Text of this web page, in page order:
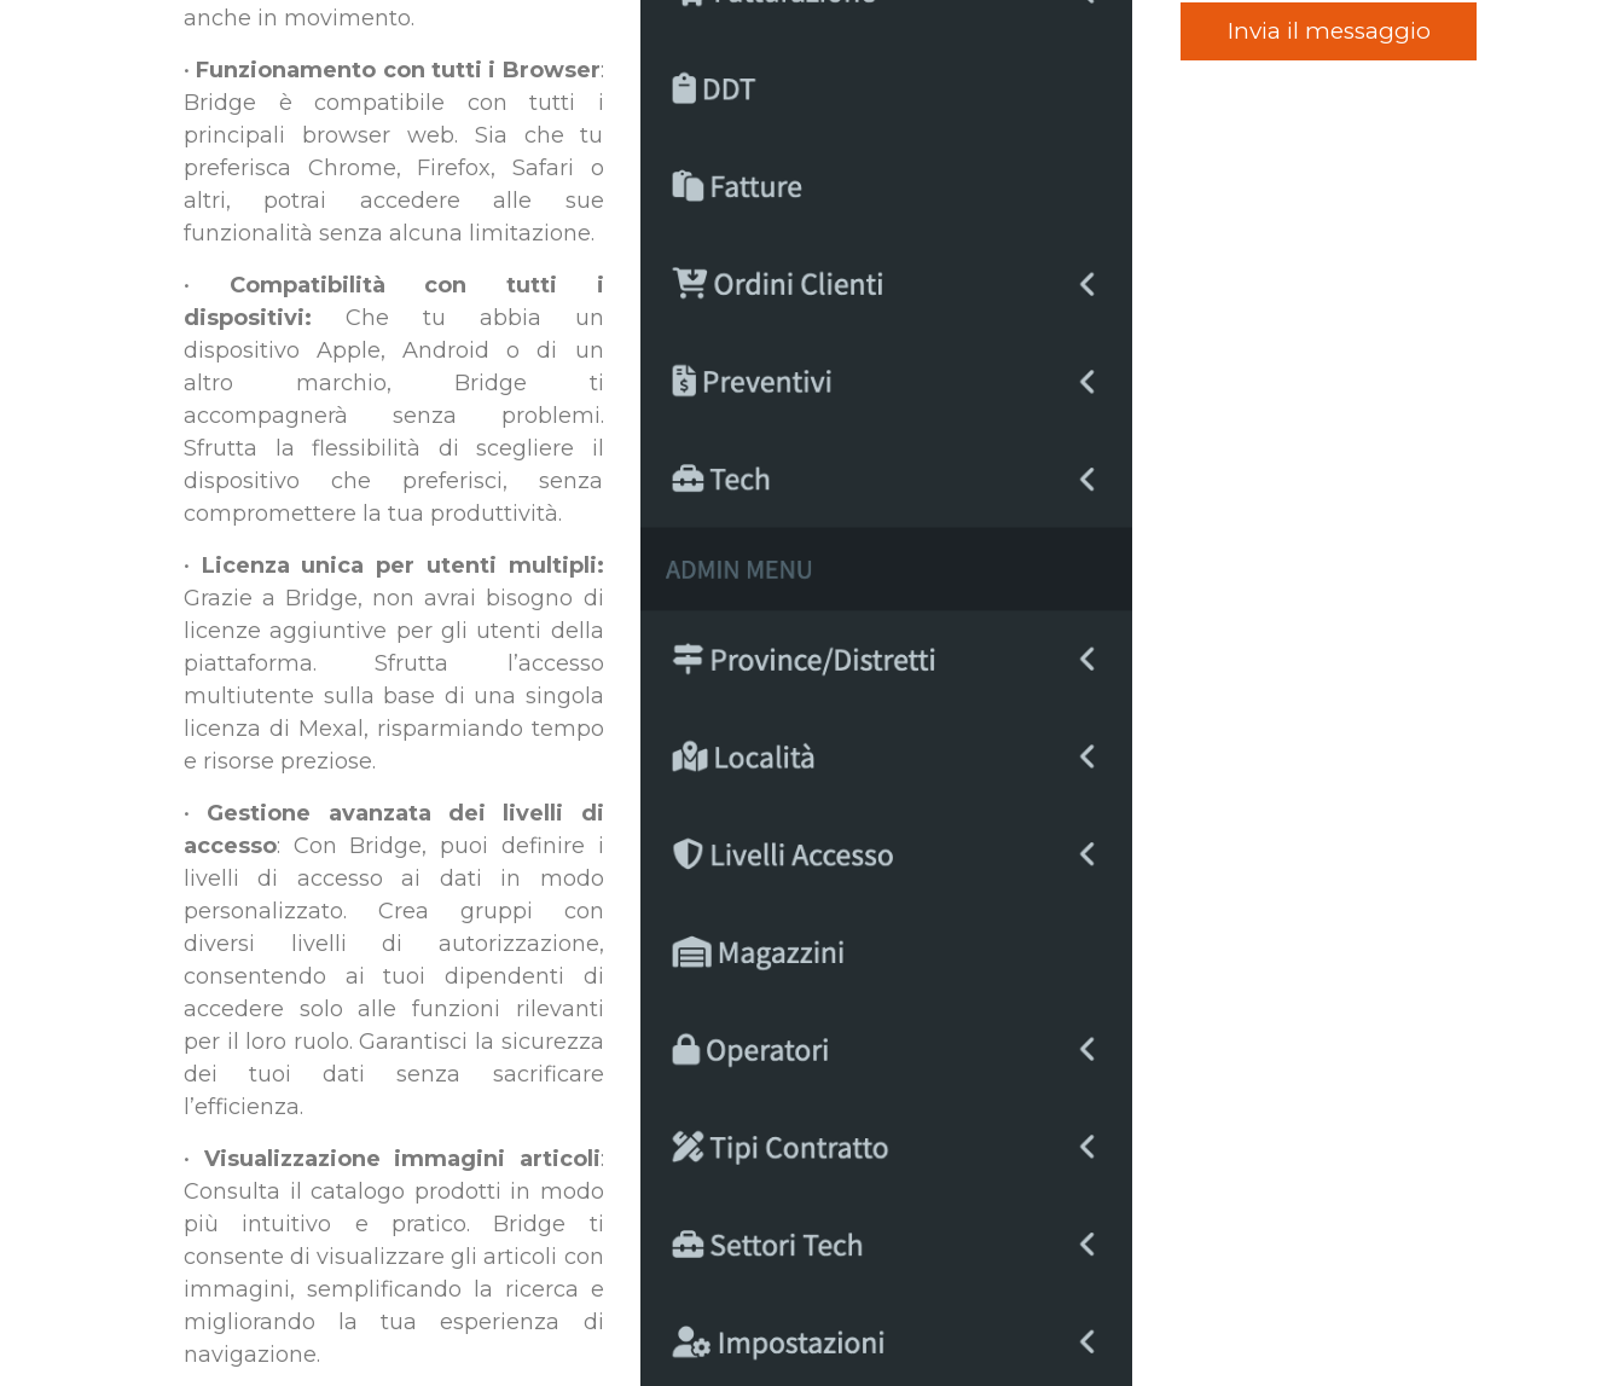
anche in movimento.
• Funzionamento con tutti i Browser:
Bridge è compatibile con tutti i
principali browser web. Sia che tu
preferisca Chrome, Firefox, Safari o
altri, potrai accedere alle sue
funzionalità senza alcuna limitazione.
• Compatibilità con tutti i
dispositivi: Che tu abbia un
dispositivo Apple, Android o di un
altro marchio, Bridge ti
accompagnerà senza problemi.
Sfrutta la flessibilità di scegliere il
dispositivo che preferisci, senza
compromettere la tua produttività.
• Licenza unica per utenti multipli:
Grazie a Bridge, non avrai bisogno di
licenze aggiuntive per gli utenti della
piattaforma. Sfrutta l’accesso
multiutente sulla base di una singola
licenza di Mexal, risparmiando tempo
e risorse preziose.
• Gestione avanzata dei livelli di
accesso: Con Bridge, puoi definire i
livelli di accesso ai dati in modo
personalizzato. Crea gruppi con
diversi livelli di autorizzazione,
consentendo ai tuoi dipendenti di
accedere solo alle funzioni rilevanti
per il loro ruolo. Garantisci la sicurezza
dei tuoi dati senza sacrificare
l’efficienza.
• Visualizzazione immagini articoli:
Consulta il catalogo prodotti in modo
più intuitivo e pratico. Bridge ti
consente di visualizzare gli articoli con
immagini, semplificando la ricerca e
migliorando la tua esperienza di
navigazione.